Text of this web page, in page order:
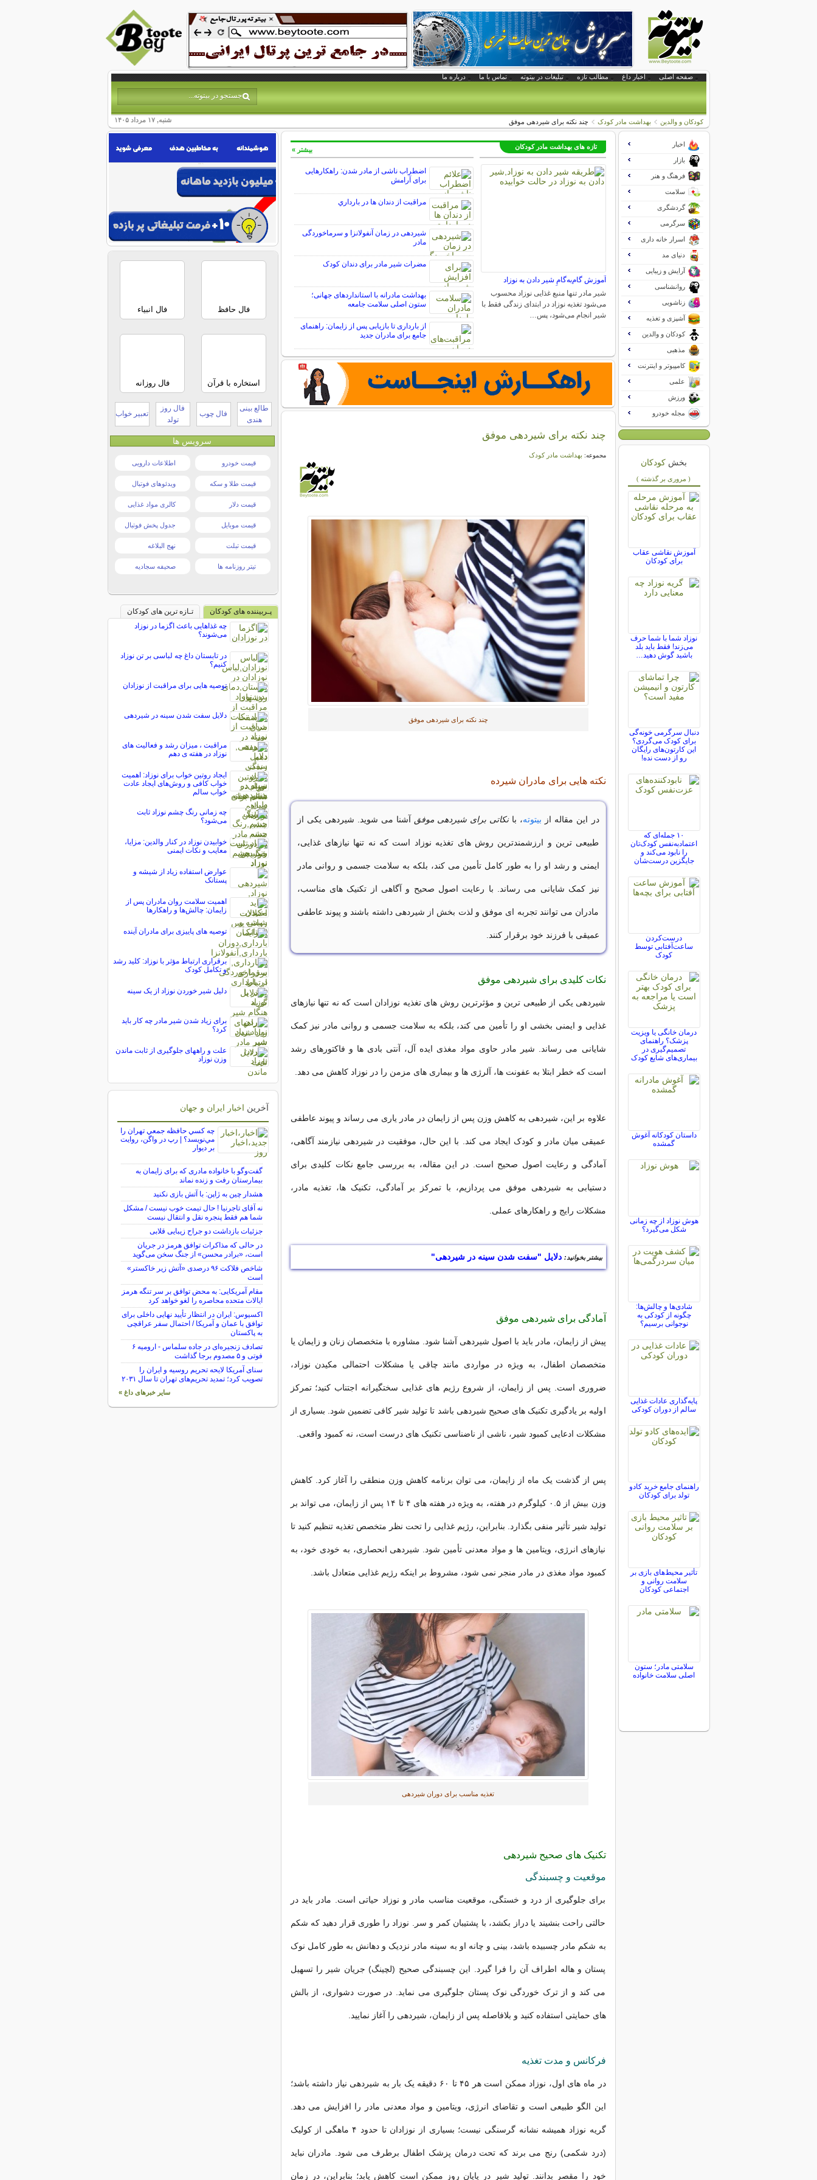
صفحه اصلی اخبار داغ مطالب تازه تبلیغات در بیتوته تماس با ما درباره ما
شنبه, ۱۷ مرداد ۱۴۰۵ کودکان و والدین بهداشت مادر کودک چند نکته برای شیردهی موفق
تازه های بهداشت مادر کودکان
آموزش گام‌به‌گامِ شیر دادن به نوزاد
شیر مادر تنها منبع غذایی نوزاد محسوب
می‌شود تغذیه نوزاد در ابتدای زندگی فقط با
شیر انجام می‌شود، پس…
اضطراب ناشی از مادر شدن: راهکارهایی
برای آرامش
مراقبت از دندان‌ ها در بارداري
شیردهی در زمان آنفولانزا و سرماخوردگی
مادر
مضرات شیر مادر برای دندان کودک
بهداشت مادرانه با استانداردهای جهانی؛
ستون اصلی سلامت جامعه
از بارداری تا بازیابی پس از زایمان: راهنمای
جامع برای مادران جدید
بیشتر »
چند نکته برای شیردهی موفق
مجموعه: بهداشت مادر کودک
چند نکته برای شیردهی موفق
نکته هایی برای مادران شیرده
در این مقاله از بیتوته، بانکاتی برای شیردهی موفق آشنا می شوید. شیردهی یکی از
طبیعی ترین و ارزشمندترین روش های تغذیه نوزاد است که نه تنها نیازهای غذایی،
ایمنی و رشد او را به طور کامل تأمین می کند، بلکه به سلامت جسمی و روانی مادر
نیز کمک شایانی می رساند. با رعایت اصول صحیح و آگاهی از تکنیک های مناسب،
مادران می توانند تجربه ای موفق و لذت بخش از شیردهی داشته باشند و پیوند عاطفی
عمیقی با فرزند خود برقرار کنند.
نکات کلیدی برای شیردهی موفق
شیردهی یکی از طبیعی ترین و مؤثرترین روش های تغذیه نوزادان است که نه تنها نیازهای
غذایی و ایمنی بخشی او را تأمین می کند، بلکه به سلامت جسمی و روانی مادر نیز کمک
شایانی می رساند. شیر مادر حاوی مواد مغذی ایده آل، آنتی بادی ها و فاکتورهای رشد
است که خطر ابتلا به عفونت ها، آلرژی ها و بیماری های مزمن را در نوزاد کاهش می دهد.
علاوه بر این، شیردهی به کاهش وزن پس از زایمان در مادر یاری می رساند و پیوند عاطفی
عمیقی میان مادر و کودک ایجاد می کند. با این حال، موفقیت در شیردهی نیازمند آگاهی،
آمادگی و رعایت اصول صحیح است. در این مقاله، به بررسی جامع نکات کلیدی برای
دستیابی به شیردهی موفق می پردازیم، با تمرکز بر آمادگی، تکنیک ها، تغذیه مادر،
مشکلات رایج و راهکارهای عملی.
بیشتر بخوانید: دلایل "سفت شدن سینه در شیردهی"
آمادگی برای شیردهی موفق
پیش از زایمان، مادر باید با اصول شیردهی آشنا شود. مشاوره با متخصصان زنان و زایمان یا
متخصصان اطفال، به ویژه در مواردی مانند چاقی یا مشکلات احتمالی مکیدن نوزاد،
ضروری است. پس از زایمان، از شروع رژیم های غذایی سختگیرانه اجتناب کنید؛ تمرکز
اولیه بر یادگیری تکنیک های صحیح شیردهی باشد تا تولید شیر کافی تضمین شود. بسیاری از
مشکلات ادعایی کمبود شیر، ناشی از ناضناسی تکنیک های درست است، نه کمبود واقعی.
پس از گذشت یک ماه از زایمان، می توان برنامه کاهش وزن منطقی را آغاز کرد. کاهش
وزن بیش از ۰.۵ کیلوگرم در هفته، به ویژه در هفته های ۴ تا ۱۴ پس از زایمان، می تواند بر
تولید شیر تأثیر منفی بگذارد. بنابراین، رژیم غذایی را تحت نظر متخصص تغذیه تنظیم کنید تا
نیازهای انرژی، ویتامین ها و مواد معدنی تأمین شود. شیردهی انحصاری، به خودی خود، به
کمبود مواد مغذی در مادر منجر نمی شود، مشروط بر اینکه رژیم غذایی متعادل باشد.
تغذیه مناسب برای دوران شیردهی
تکنیک های صحیح شیردهی
موقعیت و چسبندگی
برای جلوگیری از درد و خستگی، موقعیت مناسب مادر و نوزاد حیاتی است. مادر باید در
حالتی راحت بنشیند یا دراز بکشد، با پشتیبان کمر و سر. نوزاد را طوری قرار دهید که شکم
به شکم مادر چسبیده باشد، بینی و چانه او به سینه مادر نزدیک و دهانش به طور کامل نوک
پستان و هاله اطراف آن را فرا گیرد. این چسبندگی صحیح (لچینگ) جریان شیر را تسهیل
می کند و از ترک خوردگی نوک پستان جلوگیری می نماید. در صورت دشواری، از بالش
های حمایتی استفاده کنید و بلافاصله پس از زایمان، شیردهی را آغاز نمایید.
فرکانس و مدت تغذیه
در ماه های اول، نوزاد ممکن است هر ۴۵ تا ۶۰ دقیقه یک بار به شیردهی نیاز داشته باشد؛
این الگو طبیعی است و تقاضای انرژی، ویتامین و مواد معدنی مادر را افزایش می دهد.
گریه نوزاد همیشه نشانه گرسنگی نیست؛ بسیاری از نوزادان تا حدود ۴ ماهگی از کولیک
(درد شکمی) رنج می برند که تحت درمان پزشک اطفال برطرف می شود. مادران نباید
خود را مقصر بدانند. تولید شیر در پایان روز ممکن است کاهش یابد؛ بنابراین، در زمان
اخبار
بازار
فرهنگ و هنر
سلامت
گردشگری
سرگرمی
اسرار خانه داری
دنیای مد
آرایش و زیبایی
روانشناسی
زناشویی
آشپزی و تغذیه
کودکان و والدین
مذهبی
کامپیوتر و اینترنت
علمی
ورزش
مجله خودرو
بخش کودکان
( مروری بر گذشته )
آموزش نقاشی عقاب
برای کودکان
نوزاد شما با شما حرف
می‌زند! فقط باید بلد
باشید گوش دهید…
دنبال سرگرمی خونه‌گی
برای کودک می‌گردی؟
این کارتون‌های رایگان
رو از دست نده!
۱۰ جمله‌ای که
اعتمادبه‌نفس کودک‌تان
را نابود می‌کند و
جایگزین درست‌شان
درست‌کردن
ساعت‌آفتابی توسط
کودک
درمان خانگی یا ویزیت
پزشک؟ راهنمای
تصمیم‌گیری در
بیماری‌های شایع کودک
داستان کودکانه آغوش
گمشده
هوش نوزاد از چه زمانی
شکل می‌گیرد؟
شادی‌ها و چالش‌ها:
چگونه از کودکی به
نوجوانی برسیم؟
پایه‌گذاری عادات غذایی
سالم از دوران کودکی
راهنمای جامع خرید کادو
تولد برای کودکان
تأثیر محیط‌های بازی بر
سلامت روانی و
اجتماعی کودکان
سلامتی مادر؛ ستون
اصلی سلامت خانواده
فال حافظ فال انبیاء
استخاره با قرآن فال روزانه
طالع بینی
هندی
فال چوب
فال روز
تولد
تعبیر خواب
سرویس ها
قیمت خودرو اطلاعات دارویی
قیمت طلا و سکه ویدئوهای فوتبال
قیمت دلار کالری مواد غذایی
قیمت موبایل جدول پخش فوتبال
قیمت تبلت نهج البلاغه
تیتر روزنامه ها صحیفه سجادیه
پـربیننده های کودکان
تـازه ترین های کودکان
چه غذاهایی باعث اگزما در نوزاد
می‌شوند؟
در تابستان داغ چه لباسی بر تن نوزاد
کنیم؟
توصیه هایی برای مراقبت از نوزادان
دلایل سفت شدن سینه در شیردهی
مراقبت ، میزان رشد و فعالیت های
نوزاد در هفته ی دهم
ایجاد روتین خواب برای نوزاد: اهمیت
خواب کافی و روش‌های ایجاد عادت
خواب سالم
چه زمانی رنگ چشم نوزاد ثابت
می‌شود؟
خوابیدن نوزاد در کنار والدین: مزایا،
معایب و نکات ایمنی
عوارض استفاده زیاد از شیشه و
پستانک
اهمیت سلامت روان مادران پس از
زایمان: چالش‌ها و راهکارها
توصیه های پاییزی برای مادران آینده
برقراری ارتباط مؤثر با نوزاد: کلید رشد
و تکامل کودک
دلیل شیر خوردن نوزاد از یک سینه
برای زیاد شدن شیر مادر چه کار باید
کرد؟
علت و راههای جلوگیری از ثابت ماندن
وزن نوزاد
آخرین اخبار ایران و جهان
چه كسي حافظه جمعي تهران را
مي‌نويسد؟ | رپ در واگن، روايت
بر ديوار
گفت‌وگو با خانواده مادری که برای زایمان به
بیمارستان رفت و زنده نماند
هشدار چین به ژاپن: با آتش بازی نکنید
نه آقای تاجرنیا ! حال تیمت خوب نیست / مشکل
شما هم فقط پنجره نقل و انتقال نیست
جزئیات بازداشت دو جراح زیبایی قلابی
در حالی که مذاکرات توافق هرمز در جریان
است، «برادر محسن» از جنگ سخن می‌گوید
شاخص فلاکت ۹۶ درصدی «آتش زیر خاکستر»
است
مقام آمریکایی: به محض توافق بر سر تنگه هرمز
ایالات متحده محاصره را لغو خواهد کرد
اکسیوس: ایران در انتظار تأیید نهایی داخلی برای
توافق با عمان و آمریکا / احتمال سفر عراقچی
به پاکستان
تصادف زنجیره‌ای در جاده سلماس - ارومیه ۶
فوتی و ۵ مصدوم برجا گذاشت
سنای آمریکا لایحه تحریم روسیه و ایران را
تصویب کرد؛ تمدید تحریم‌های تهران تا سال ۲۰۳۱
سایر خبرهای داغ »